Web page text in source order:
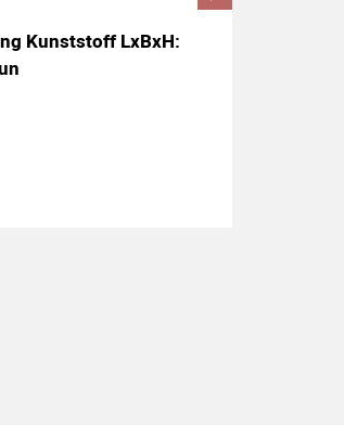
abgegeben
Kunststoff LxBxH: